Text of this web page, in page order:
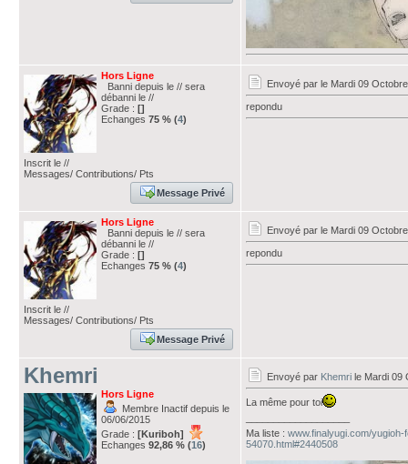
Hors Ligne
Banni depuis le // sera
débanni le //
Grade : []
Echanges 75 % (4)
Inscrit le //
Messages/ Contributions/ Pts
Message Privé
Envoyé par le Mardi 09
repondu
Hors Ligne
Banni depuis le // sera
débanni le //
Grade : []
Echanges 75 % (4)
Inscrit le //
Messages/ Contributions/ Pts
Message Privé
Envoyé par le Mardi 09
repondu
Khemri
Hors Ligne
Membre Inactif depuis le
06/06/2015
Grade : [Kuriboh]
Echanges 92,86 % (16)
Envoyé par Khemri le Mardi 09
La même pour toi
Ma liste : www.finalyugi.com/
54070.html#2440508